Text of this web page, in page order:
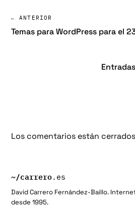
← ANTERIOR
Temas para WordPress para el
Los comentarios están
~/carrero.es
David Carrero Fernández-Baillo.
desde 1995.